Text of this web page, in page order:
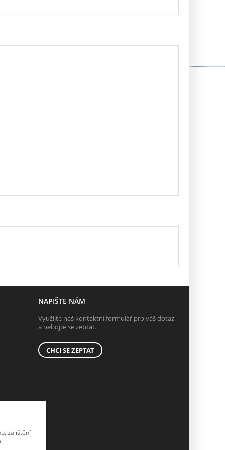
NAPIŠTE NÁM
Využijte náš kontaktní formulář pro váš dotaz
a nebojte se zeptat.
CHCI SE ZEPTAT
zajištění